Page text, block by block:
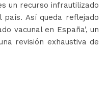
un recurso infrautilizado
Así queda reflejado
vacunal en España’, un
revisión exhaustiva de